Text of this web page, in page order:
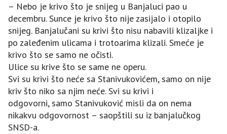
– Nebo je krivo što je snijeg u Banjaluci pao u
decembru. Sunce je krivo što nije zasijalo i otopilo
snijeg. Banjalučani su krivi što nisu nabavili klizaljke i
po zaleđenim ulicama i trotoarima klizali. Smeće je
krivo što se samo ne očisti.
Ulice su krive što se same ne operu.
Svi su krivi što neće sa Stanivukovićem, samo on nije
kriv što niko sa njim neće. Svi su krivi i
odgovorni, samo Stanivuković misli da on nema
nikakvu odgovornost – saopštili su iz banjalučkog
SNSD-a.